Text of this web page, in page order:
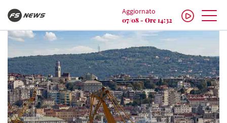
Aggiornato
07/08 - Ore 14:32